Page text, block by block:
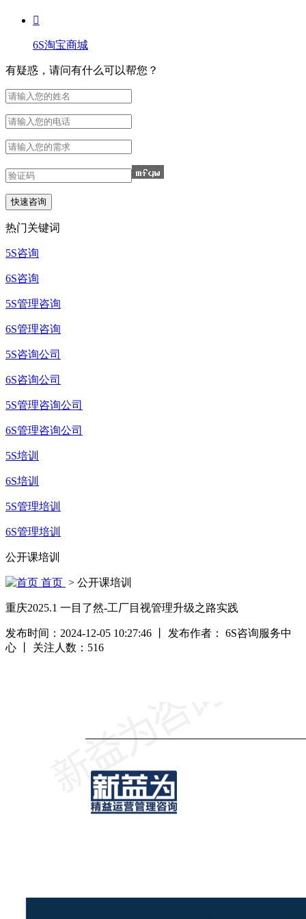
6S淘宝商城
有疑惑，请问有什么可以帮您？
热门关键词
5S咨询
6S咨询
5S管理咨询
6S管理咨询
5S咨询公司
6S咨询公司
5S管理咨询公司
6S管理咨询公司
5S培训
6S培训
5S管理培训
6S管理培训
公开课培训
首页 > 公开课培训
重庆2025.1 一目了然-工厂目视管理升级之路实践
发布时间：2024-12-05 10:27:46
发布作者： 6S咨询服务中
心
关注人数： 516